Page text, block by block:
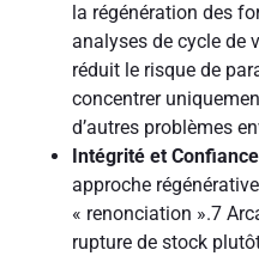
la régénération des
analyses de cycle de
réduit le risque de
concentrer
d’autres problèmes
Intégrité et
approche
« renonciation ».7
rupture de stock